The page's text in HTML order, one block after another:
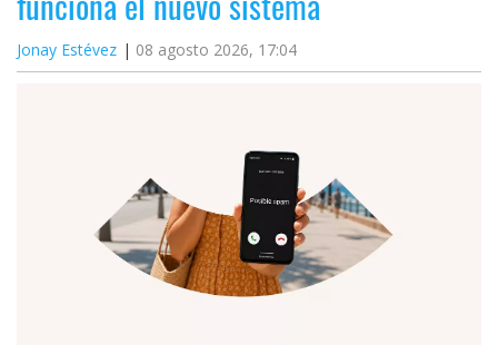
Jonay Estévez 08 agosto 2026, 17:04